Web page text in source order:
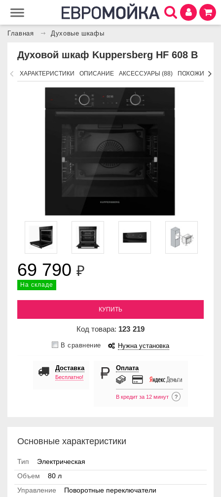
Главная Духовые шкафы
Духовой шкаф Kuppersberg HF 608 B
ХАРАКТЕРИСТИКИ ОПИСАНИЕ АКСЕССУАРЫ (88) ПОХОЖИЕ
69 790 ₽
На складе
КУПИТЬ
Код товара: 123 219
В сравнение Нужна установка
Доставка
Бесплатно!
Оплата
В кредит за 12 минут ?
Основные характеристики
Тип
Электрическая
Объем
80 л
Управление
Поворотные переключатели